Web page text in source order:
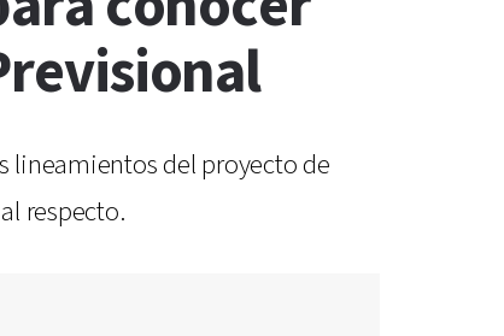
lineamientos del proyecto de
respecto.